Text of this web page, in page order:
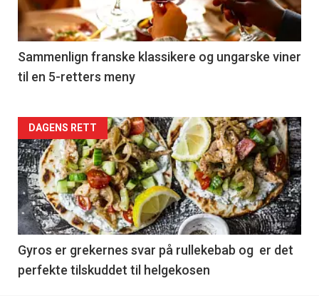
-
5
Sammenlign franske klassikere og ungarske viner
til en 5-retters meny
Forsiden
akkurat
nå
-
6
DAGENS RETT
Gyros er grekernes svar på rullekebab og er det
perfekte tilskuddet til helgekosen